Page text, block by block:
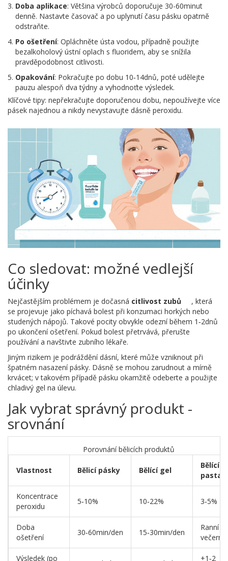
Doba aplikace: Většina výrobců doporučuje 30-60minut
denně. Nastavte časovač a po uplynutí času pásku opatrně
odstraňte.
Po ošetření: Opláchněte ústa vodou, případně použijte
bezalkoholový ústní oplach s fluoridem, aby se snížila
pravděpodobnost citlivosti.
Opakování: Pokračujte po dobu 10‑14dnů, poté udělejte
pauzu alespoň dva týdny a vyhodnoťte výsledek.
Klíčové tipy: nepřekračujte doporučenou dobu, nepoužívejte více
pásek najednou a nikdy nevystavujte dásně peroxidu.
Co sledovat: možné vedlejší
účinky
Nejčastějším problémem je dočasná citlivost zubů
, která
se projevuje jako píchavá bolest při konzumaci horkých nebo
studených nápojů. Takové pocity obvykle odezní během 1‑2dnů
po ukončení ošetření. Pokud bolest přetrvává, přerušte
používání a navštivte zubního lékaře.
Jiným rizikem je podráždění dásní, které může vzniknout při
špatném nasazení pásky. Dásně se mohou zarudnout a mírně
krvácet; v takovém případě pásku okamžitě odeberte a použijte
chladivý gel na úlevu.
Jak vybrat správný produkt -
srovnání
Porovnání bělicích produktů
Vlastnost Bělicí pásky Bělící gel
Bělící
pasta
Koncentrace
peroxidu
5‑10% 10‑22% 3‑5%
Doba
ošetření
30‑60min/den 15‑30min/den
Ranní a
večerní
Výsledek (po +1‑2